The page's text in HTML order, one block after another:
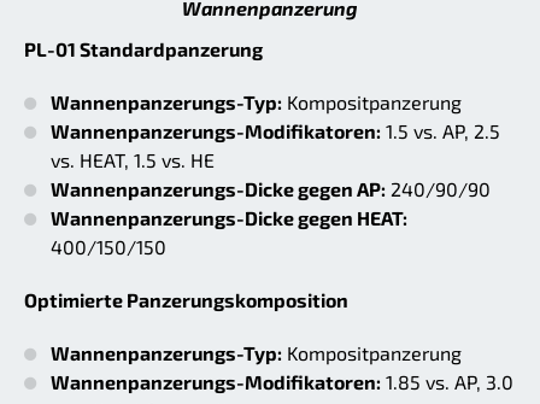
Wannenpanzerung
PL-01 Standardpanzerung
Wannenpanzerungs-Typ: Kompositpanzerung
Wannenpanzerungs-Modifikatoren: 1.5 vs. AP, 2.5
vs. HEAT, 1.5 vs. HE
Wannenpanzerungs-Dicke gegen AP: 240/90/90
Wannenpanzerungs-Dicke gegen HEAT:
400/150/150
Optimierte Panzerungskomposition
Wannenpanzerungs-Typ: Kompositpanzerung
Wannenpanzerungs-Modifikatoren: 1.85 vs. AP, 3.0